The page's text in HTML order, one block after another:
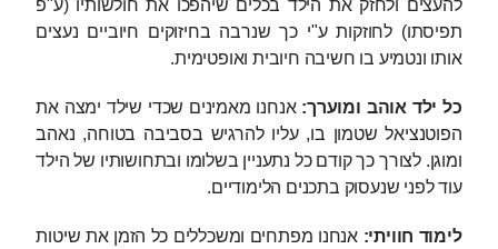
להעצים ולחזק את הילד בכלים שיהפכו את חולשותיו (ע"פ
תפיסתו) לחוזקות ע"י כך שנרבה בחיזוקים חיוביים נעצים
אותו ונטמיע בו חשיבה חיובית ואופטימית.
כל ילד אוהב ומוערך: אנחנו מאמינים שכדי שילד ימצה את
הפוטנציאל שטמון בו, עליו להרגיש בסביבה בטוחה, נאהב
ומוגן. לצורך כך קודם כל נתעניין בשלומו ובתחושותיו של הילד
עוד לפני שנעסוק בתכנים הלימודיים.
לימוד חוויתי: אנחנו מפתחים ומשכללים כל הזמן את שיטות